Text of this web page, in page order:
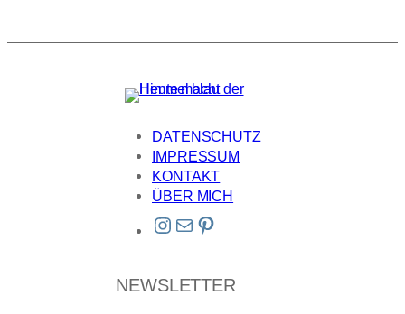
DATENSCHUTZ
IMPRESSUM
KONTAKT
ÜBER MICH
Instagram E-Mail Pinterest
NEWSLETTER